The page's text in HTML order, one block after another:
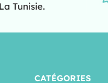
Tunisie.
CATÉGORIES